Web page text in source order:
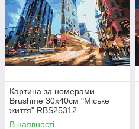
Картина за номерами
Brushme 30x40см "Міське
життя" RBS25312
В наявності